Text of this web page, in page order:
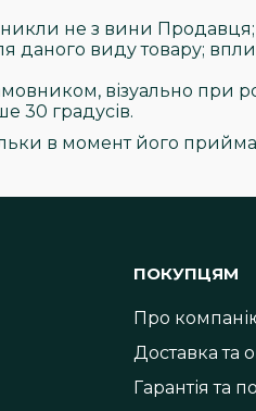
не з вини
виду товару;
візуально при
30 градусів.
в момент його
ПОКУПЦЯМ
Про
Доставка та
Гарантія та